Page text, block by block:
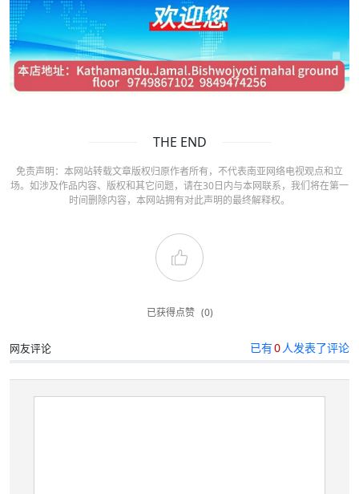
THE END
免责声明：本网站转载文章版权归原作者所有，不代表南亚网络电视观点和立
场。如涉及作品内容、版权和其它问题，请在30日内与本网联系，我们将在第一
时间删除内容，本网站拥有对此声明的最终解释权。
已获得点赞 (0)
网友评论 已有0人发表了评论